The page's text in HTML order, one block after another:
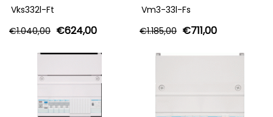
Vks332l-Ft
€1.040,00 €624,00
Vm3-33l-Fs
€1.185,00 €711,00